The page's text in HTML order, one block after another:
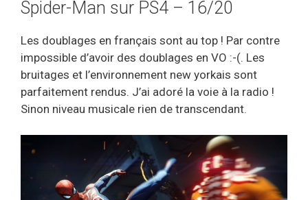
Spider-Man sur PS4 – 16/20
Les doublages en français sont au top ! Par contre
impossible d’avoir des doublages en VO :-(. Les
bruitages et l’environnement new yorkais sont
parfaitement rendus. J’ai adoré la voie à la radio !
Sinon niveau musicale rien de transcendant.